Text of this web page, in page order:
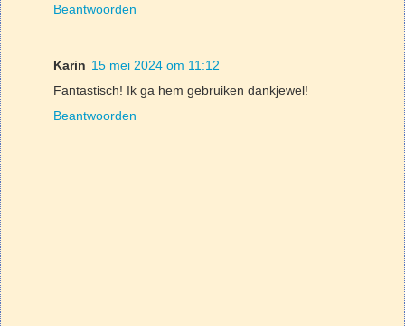
Beantwoorden
Karin 15 mei 2024 om 11:12
Fantastisch! Ik ga hem gebruiken dankjewel!
Beantwoorden